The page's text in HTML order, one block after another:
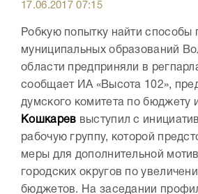
17.06.2017 07:15
Робкую попытку найти способы
муниципальных образований
области предприняли в
сообщает ИА «Высота 102»,
думского комитета по бюджету
Кошкарев выступил с
рабочую группу, которой
меры для дополнительной
городских округов по
бюджетов. На заседании